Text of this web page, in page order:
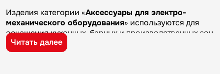
Изделия категории «Аксессуары для электро-
механического оборудования» используются для
оснащения кухонных, барных и производственных зон
предприятий общественного питания. Такие товары
применяются на профессиональных кухнях
Читать далее